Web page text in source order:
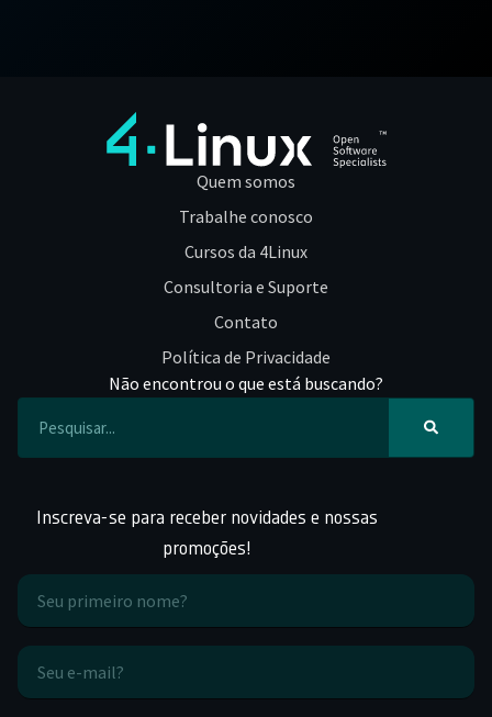
Quem somos
Trabalhe conosco
Cursos da 4Linux
Consultoria e Suporte
Contato
Política de Privacidade
Não encontrou o que está buscando?
Inscreva-se para receber novidades e nossas
promoções!